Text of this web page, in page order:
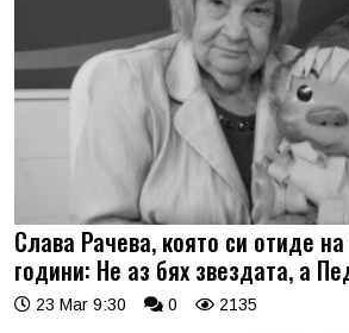
Слава Рачева, която си отиде
години: Не аз бях звездата, а
23 Mar 9:30 0 2135